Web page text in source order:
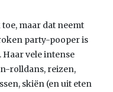
maar dat neemt
party-pooper is
vele intense
rolldans, reizen,
skiën (en uit eten